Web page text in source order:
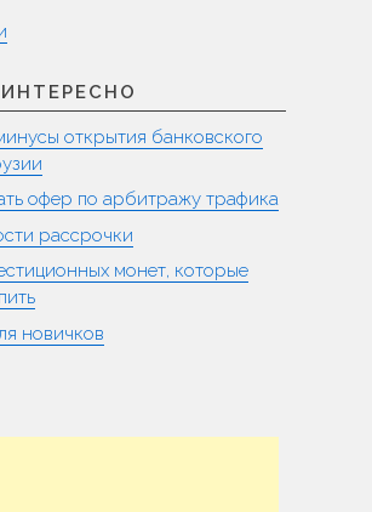
открытия банковского
офер по арбитражу трафика
рассрочки
монет, которые
новичков